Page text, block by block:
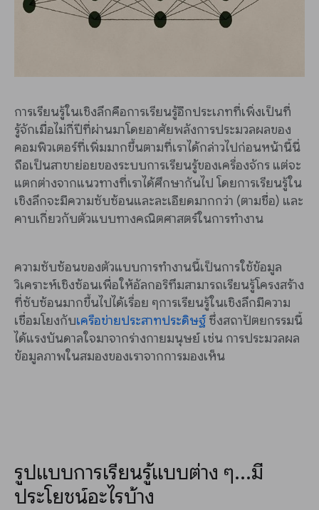
การเรียนรู้ในเชิงลึกคือการเรียนรู้อีกประเภทที่เพิ่งเป็นที่
รู้จักเมื่อไม่กี่ปีที่ผ่านมาโดยอาศัยพลังการประมวลผลของ
คอมพิวเตอร์ที่เพิ่มมากขึ้นตามที่เราได้กล่าวไปก่อนหน้านี้นี่
ถือเป็นสาขาย่อยของระบบการเรียนรู้ของเครื่องจักร แต่จะ
แตกต่างจากแนวทางที่เราได้ศึกษากันไป โดยการเรียนรู้ใน
เชิงลึกจะมีความซับซ้อนและละเอียดมากกว่า (ตามชื่อ) และ
คาบเกี่ยวกับตัวแบบทางคณิตศาสตร์ในการทำงาน
ความซับซ้อนของตัวแบบการทำงานนี้เป็นการใช้ข้อมูล
วิเคราะห์เชิงซ้อนเพื่อให้อัลกอริทึมสามารถเรียนรู้โครงสร้าง
ที่ซับซ้อนมากขึ้นไปได้เรื่อย ๆการเรียนรู้ในเชิงลึกมีความ
เชื่อมโยงกับเครือข่ายประสาทประดิษฐ์ซึ่งสถาปัตยกรรมนี้
ได้แรงบันดาลใจมาจากร่างกายมนุษย์ เช่น การประมวลผล
ข้อมูลภาพในสมองของเราจากการมองเห็น
รูปแบบการเรียนรู้แบบต่าง ๆ...มี
ประโยชน์อะไรบ้าง